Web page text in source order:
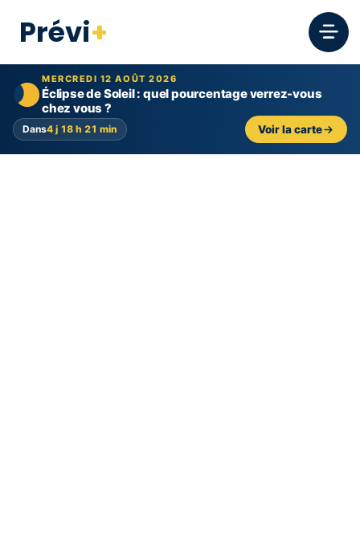
Prévi+
MERCREDI 12 AOÛT 2026
Éclipse de Soleil : quel pourcentage verrez-vous
chez vous ?
Dans4 j 18 h 21 min Voir la carte